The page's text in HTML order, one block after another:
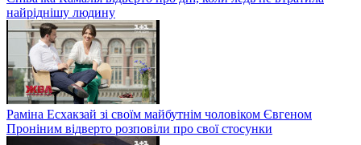
найріднішу людину
Раміна Есхакзай зі своїм майбутнім чоловіком Євгеном
Проніним відверто розповіли про свої стосунки